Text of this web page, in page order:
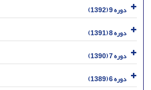
دوره 9 (1392)
دوره 8 (1391)
دوره 7 (1390)
دوره 6 (1389)